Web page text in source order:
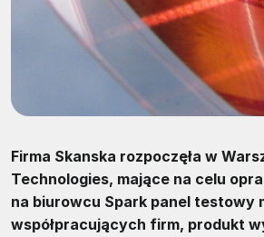
Firma Skanska rozpoczęła w
Technologies, mające na celu
na biurowcu Spark panel testowy
współpracujących firm, produkt